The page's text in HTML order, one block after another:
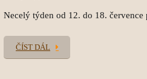
Necelý týden od 12. do 18.
ČÍST DÁL